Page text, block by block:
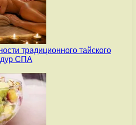
традиционного тайского
СПА